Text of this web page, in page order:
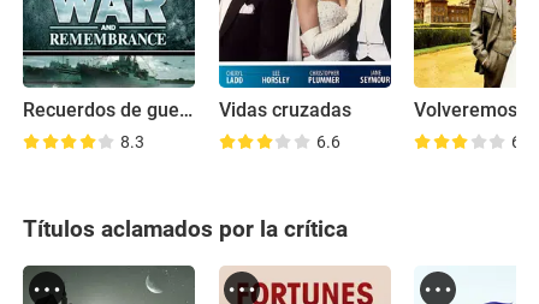
Recuerdos de guerra
8.3
Vidas cruzadas
6.6 6.9
Títulos aclamados por la crítica